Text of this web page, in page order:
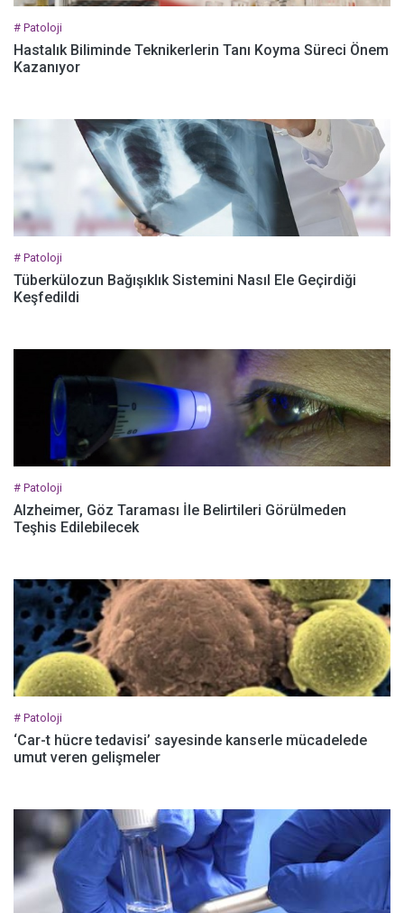
# Patoloji
Hastalık Biliminde Teknikerlerin Tanı Koyma Süreci Önem
Kazanıyor
# Patoloji
Tüberkülozun Bağışıklık Sistemini Nasıl Ele Geçirdiği
Keşfedildi
# Patoloji
Alzheimer, Göz Taraması İle Belirtileri Görülmeden
Teşhis Edilebilecek
# Patoloji
‘Car-t hücre tedavisi’ sayesinde kanserle mücadelede
umut veren gelişmeler